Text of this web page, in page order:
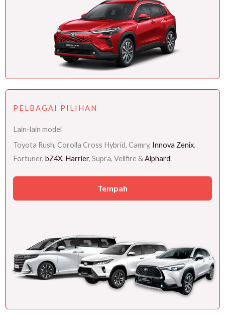
PELBAGAI PILIHAN
Lain-lain model
Toyota Rush, Corolla Cross Hybrid, Camry, Innova Zenix,
Fortuner, bZ4X, Harrier, Supra, Vellfire & Alphard.
Tempah